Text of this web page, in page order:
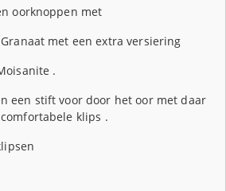
oorknoppen met
met een extra versiering
.
een stift voor door het oor met daar
klips .